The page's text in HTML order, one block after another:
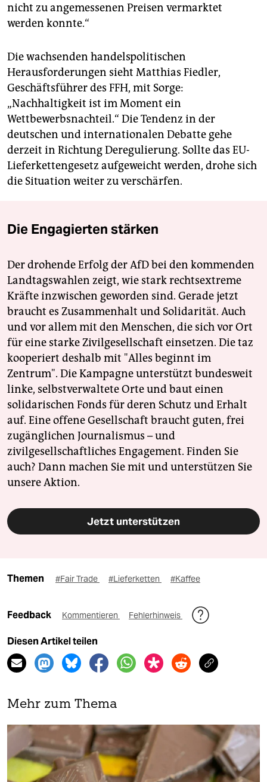
nicht zu angemessenen Preisen vermarktet
werden konnte.“
Die wachsenden handelspolitischen
Herausforderungen sieht Matthias Fiedler,
Geschäftsführer des FFH, mit Sorge:
„Nachhaltigkeit ist im Moment ein
Wettbewerbsnachteil.“ Die Tendenz in der
deutschen und internationalen Debatte gehe
derzeit in Richtung Deregulierung. Sollte das EU-
Lieferkettengesetz aufgeweicht werden, drohe sich
die Situation weiter zu verschärfen.
Die Engagierten stärken
Der drohende Erfolg der AfD bei den kommenden
Landtagswahlen zeigt, wie stark rechtsextreme
Kräfte inzwischen geworden sind. Gerade jetzt
braucht es Zusammenhalt und Solidarität. Auch
und vor allem mit den Menschen, die sich vor Ort
für eine starke Zivilgesellschaft einsetzen. Die taz
kooperiert deshalb mit "Alles beginnt im
Zentrum". Die Kampagne unterstützt bundesweit
linke, selbstverwaltete Orte und baut einen
solidarischen Fonds für deren Schutz und Erhalt
auf. Eine offene Gesellschaft braucht guten, frei
zugänglichen Journalismus – und
zivilgesellschaftliches Engagement. Finden Sie
auch? Dann machen Sie mit und unterstützen Sie
unsere Aktion.
Jetzt unterstützen
Themen #Fair Trade #Lieferketten #Kaffee
Feedback Kommentieren Fehlerhinweis
Diesen Artikel teilen
Mehr zum Thema